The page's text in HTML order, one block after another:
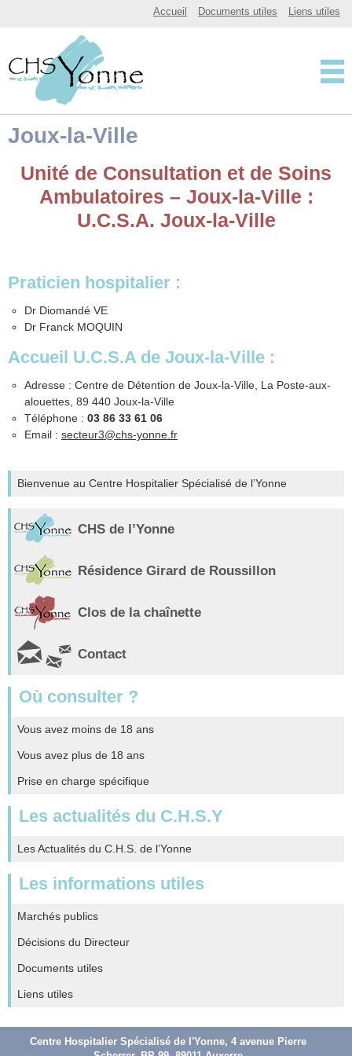
Accueil Documents utiles Liens utiles
CHSY, Centre Hospitalier Spécialisé de l'Yonne
Joux-la-Ville
Unité de Consultation et de Soins
Ambulatoires – Joux-la-Ville :
U.C.S.A. Joux-la-Ville
Praticien hospitalier :
Dr Diomandé VE
Dr Franck MOQUIN
Accueil U.C.S.A de Joux-la-Ville :
Adresse : Centre de Détention de Joux-la-Ville, La Poste-aux-
alouettes, 89 440 Joux-la-Ville
Téléphone : 03 86 33 61 06
Email : secteur3@chs-yonne.fr
Bienvenue au Centre Hospitalier Spécialisé de l’Yonne
CHS de l’Yonne
Résidence Girard de Roussillon
Clos de la chaînette
Contact
Où consulter ?
Vous avez moins de 18 ans
Vous avez plus de 18 ans
Prise en charge spécifique
Les actualités du C.H.S.Y
Les Actualités du C.H.S. de l’Yonne
Les informations utiles
Marchés publics
Décisions du Directeur
Documents utiles
Liens utiles
Centre Hospitalier Spécialisé de l'Yonne, 4 avenue Pierre